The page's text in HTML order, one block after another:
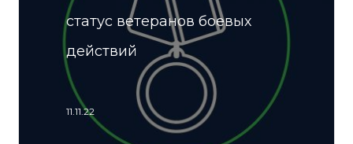
статус ветеранов боевых
действий
11.11.22